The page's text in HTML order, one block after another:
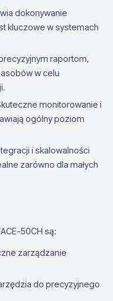
dokonywanie
kluczowe w systemach
raportom,
w celu
monitorowanie i
ogólny poziom
i skalowalności
zarówno dla małych
50CH są:
zarządzanie
do precyzyjnego